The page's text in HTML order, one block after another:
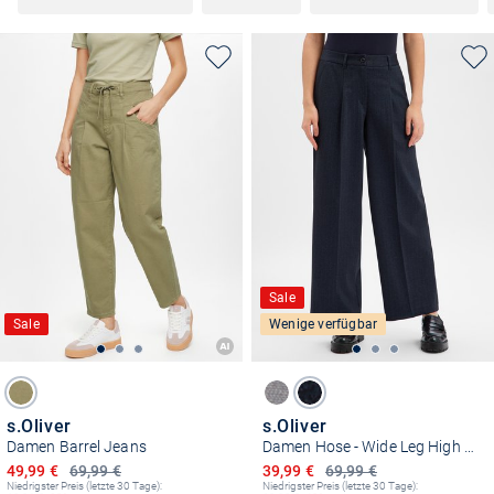
Sale
s.Oliver
Damen Barrel Jeans
69,99 €
Ermäßigter Preis
49,99 €
Niedrigster Preis (letzte 30 Tage):
Sale
Wenige verfügbar
s.Oliver
69,99 €
Ermäßigter Preis
39,99 €
Niedrigster Preis (letzte 30 Tage):